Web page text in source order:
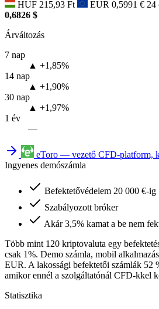
HUF 215,93 Ft EUR 0,5991 € 24
0,6826 $
Árváltozás
7 nap
▲ +1,85%
14 nap
▲ +1,90%
30 nap
▲ +1,97%
1 év
—
eToro — vezető CFD-platform,
Ingyenes demószámla
Befektetővédelem 20 000 €-ig
Szabályozott bróker
Akár 3,5% kamat a be nem
Több mint 120 kriptovaluta egy
csak 1%. Demo számla, mobil
EUR. A lakossági befektetői számlák 52
amikor ennél a szolgáltatónál CFD-kkel
Statisztika